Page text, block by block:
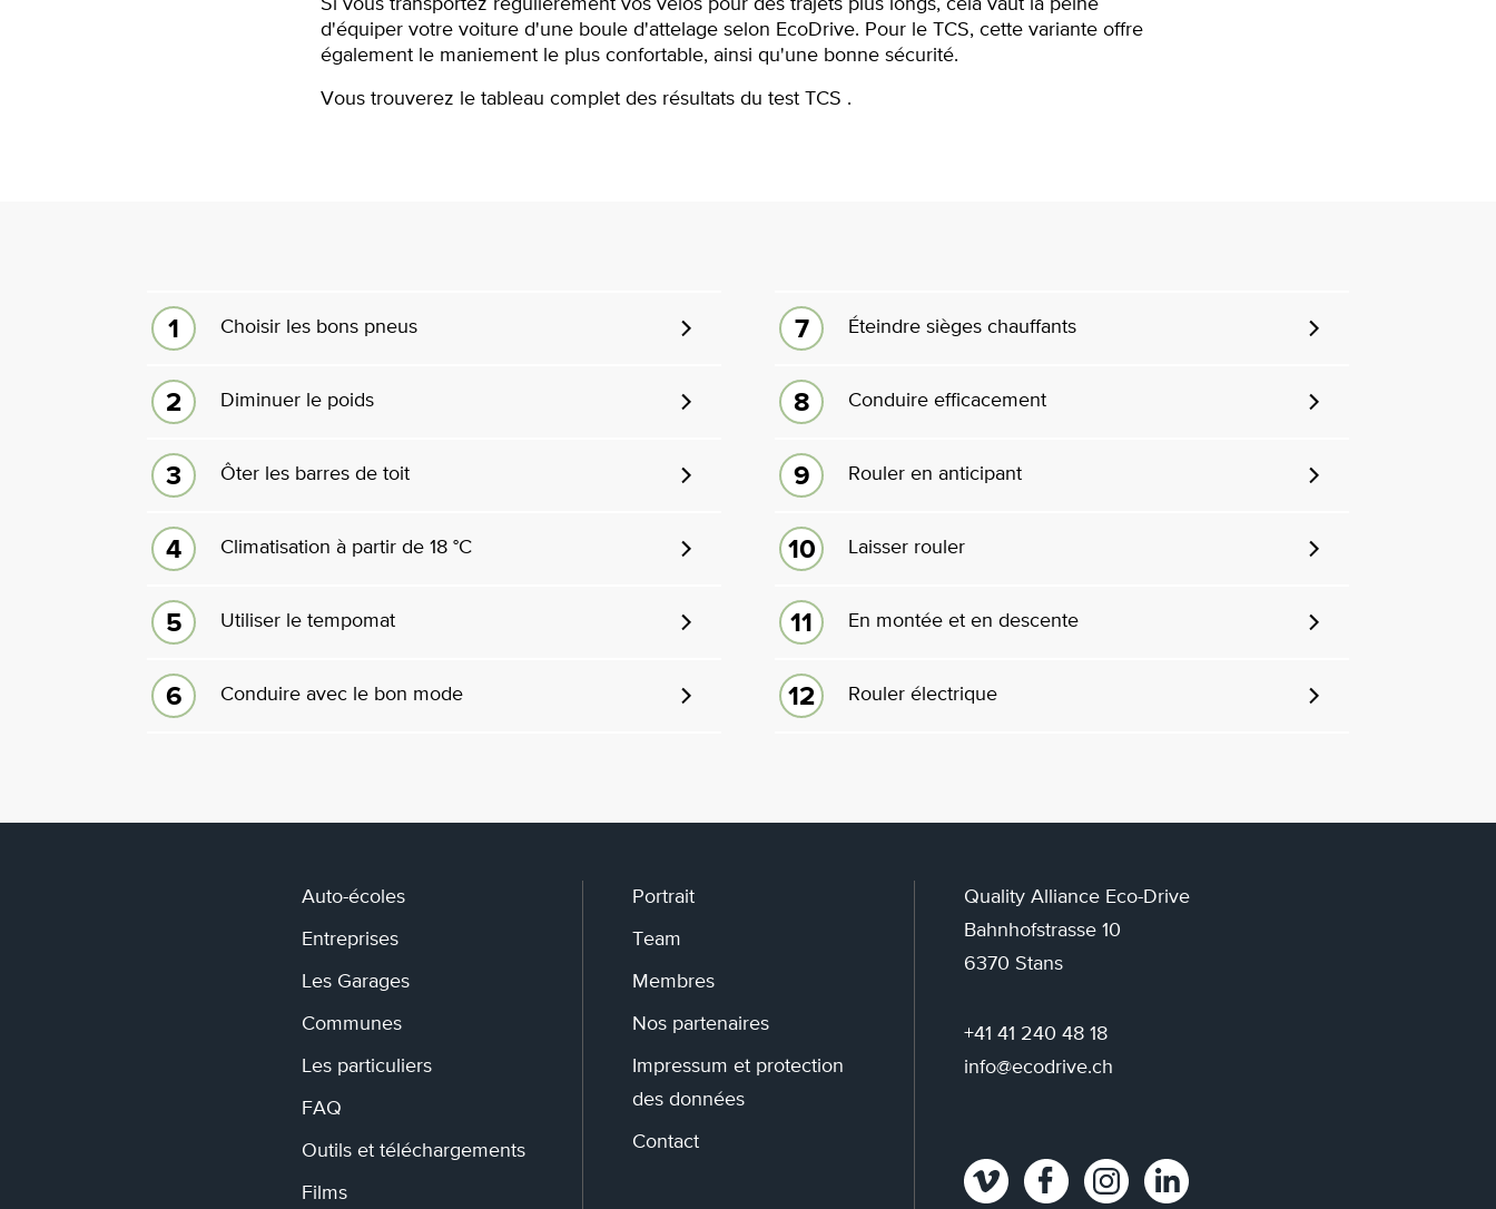
Si vous transportez régulièrement vos vélos pour des trajets plus longs, cela vaut la peine
d'équiper votre voiture d'une boule d'attelage selon EcoDrive. Pour le TCS, cette variante offre
également le maniement le plus confortable, ainsi qu'une bonne sécurité.
Vous trouverez le tableau complet des résultats du test TCS .
Choisir les bons pneus
Diminuer le poids
Ôter les barres de toit
Climatisation à partir de 18 °C
Utiliser le tempomat
Conduire avec le bon mode
Éteindre sièges chauffants
Conduire efficacement
Rouler en anticipant
Laisser rouler
En montée et en descente
Rouler électrique
Auto-écoles
Entreprises
Les Garages
Communes
Les particuliers
FAQ
Outils et téléchargements
Films
Portrait
Team
Membres
Nos partenaires
Impressum et protection
des données
Contact
Quality Alliance Eco-Drive
Bahnhofstrasse 10
6370 Stans
+41 41 240 48 18
info@ecodrive.ch